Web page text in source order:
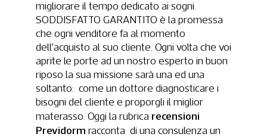
migliorare il tempo dedicato ai sogni.
SODDISFATTO GARANTITO è la promessa
che ogni venditore fa al momento
dell’acquisto al suo cliente. Ogni volta che voi
aprite le porte ad un nostro esperto in buon
riposo la sua missione sarà una ed una
soltanto: come un dottore diagnosticare i
bisogni del cliente e proporgli il miglior
materasso. Oggi la rubrica recensioni
Previdorm racconta di una consulenza un